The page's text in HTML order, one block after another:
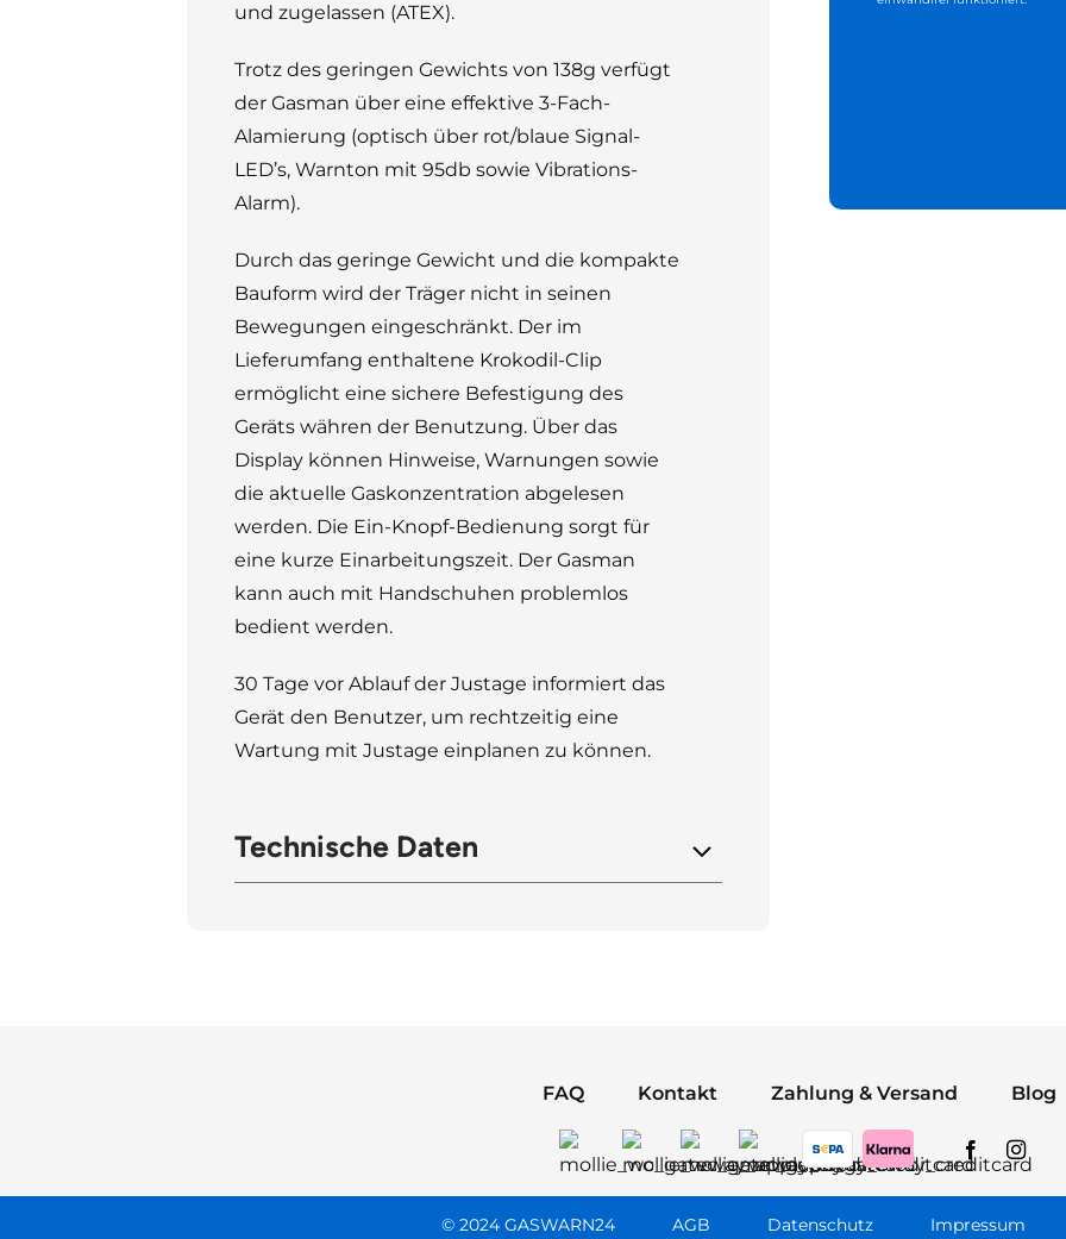
und zugelassen (ATEX).
Trotz des geringen Gewichts von 138g verfügt
der Gasman über eine effektive 3-Fach-
Alamierung (optisch über rot/blaue Signal-
LED’s, Warnton mit 95db sowie Vibrations-
Alarm).
Durch das geringe Gewicht und die kompakte
Bauform wird der Träger nicht in seinen
Bewegungen eingeschränkt. Der im
Lieferumfang enthaltene Krokodil-Clip
ermöglicht eine sichere Befestigung des
Geräts währen der Benutzung. Über das
Display können Hinweise, Warnungen sowie
die aktuelle Gaskonzentration abgelesen
werden. Die Ein-Knopf-Bedienung sorgt für
eine kurze Einarbeitungszeit. Der Gasman
kann auch mit Handschuhen problemlos
bedient werden.
30 Tage vor Ablauf der Justage informiert das
Gerät den Benutzer, um rechtzeitig eine
Wartung mit Justage einplanen zu können.
Technische Daten
FAQ Kontakt Zahlung & Versand Blog
© 2024 GASWARN24 AGB Datenschutz Impressum